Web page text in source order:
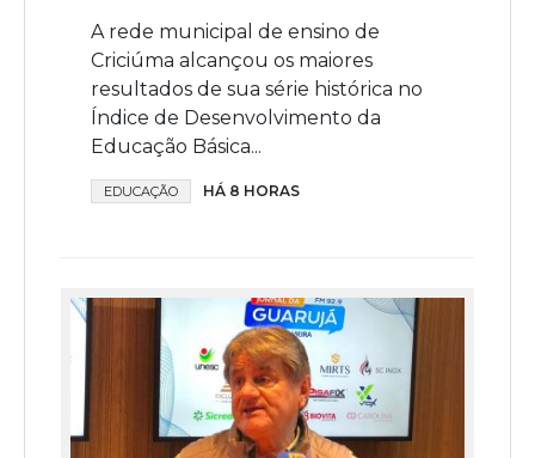
A rede municipal de ensino de
Criciúma alcançou os maiores
resultados de sua série histórica no
Índice de Desenvolvimento da
Educação Básica...
EDUCAÇÃO HÁ 8 HORAS